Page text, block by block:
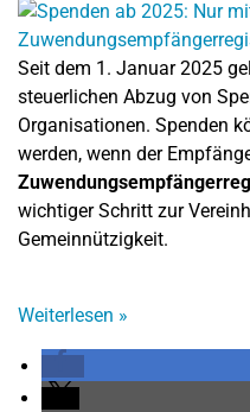
Seit dem 1. Januar 2025
steuerlichen Abzug von
Organisationen. Spenden
werden, wenn der
wichtiger Schritt zur
Gemeinnützigkeit.
Weiterlesen »